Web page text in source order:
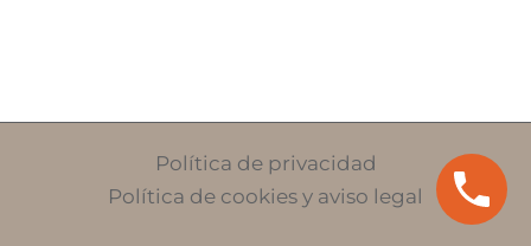
Política de privacidad
Política de cookies y aviso legal